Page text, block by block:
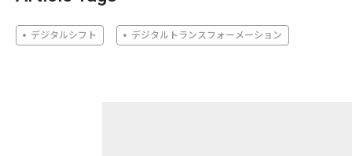
デジタルシフト デジタルトランスフォーメーション